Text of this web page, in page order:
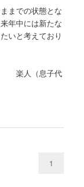
までの状態とな
年中には新たな
いと考えており
代
1